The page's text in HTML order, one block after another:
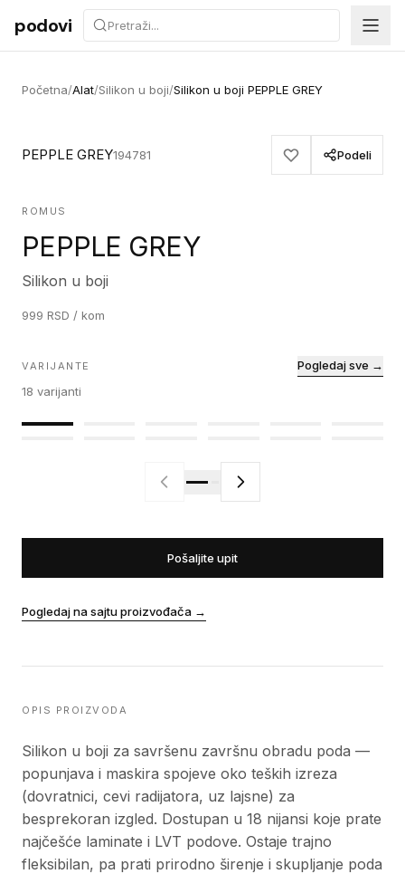
Preskoči na sadržaj
podovi
Početna/Alat/Silikon u boji/Silikon u boji PEPPLE GREY
PEPPLE GREY194781 Podeli
ROMUS
PEPPLE GREY
Silikon u boji
999 RSD / kom
VARIJANTE
18 varijanti
Pogledaj sve →
Pošaljite upit
Pogledaj na sajtu proizvođača →
OPIS PROIZVODA
Silikon u boji za savršenu završnu obradu poda —
popunjava i maskira spojeve oko teških izreza
(dovratnici, cevi radijatora, uz lajsne) za
besprekoran izgled. Dostupan u 18 nijansi koje prate
najčešće laminate i LVT podove. Ostaje trajno
fleksibilan, pa prati prirodno širenje i skupljanje poda